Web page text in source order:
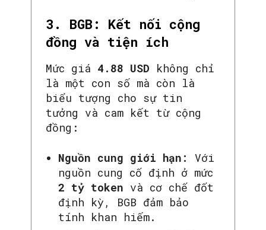
3. BGB: Kết nối cộng
đồng và tiện ích
Mức giá 4.88 USD không chỉ
là một con số mà còn là
biểu tượng cho sự tin
tưởng và cam kết từ cộng
đồng:
Nguồn cung giới hạn:
Với
nguồn cung cố định ở mức
2 tỷ token và cơ chế đốt
định kỳ, BGB đảm bảo
tính khan hiếm.